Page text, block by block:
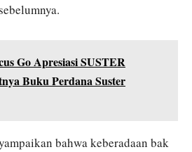
Go Apresiasi SUSTER
Buku Perdana Suster
bahwa keberadaan bak